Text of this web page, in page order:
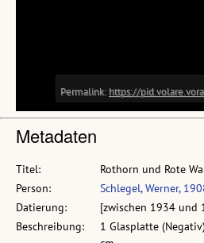
Metadaten
Titel:
Rothorn und Rote
Person:
Schlegel, Werner,
Datierung:
[zwischen 1934 und
Beschreibung:
1 Glasplatte